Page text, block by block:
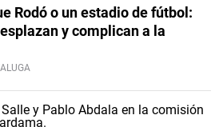
Rodó o un estadio de fútbol:
y complican a la